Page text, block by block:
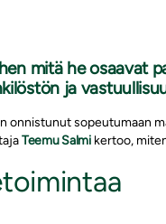
mitä he osaavat
ja
onnistunut sopeutumaan
Teemu Salmikertoo,